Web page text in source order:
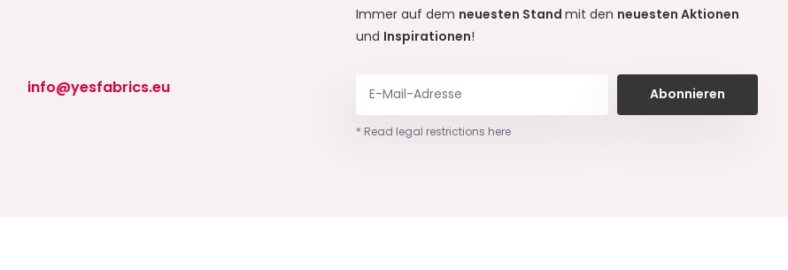
info@yesfabrics.eu
Immer auf dem neuesten Standmit den neuesten Aktionen
und Inspirationen!
Abonnieren
* Read legal restrictions here